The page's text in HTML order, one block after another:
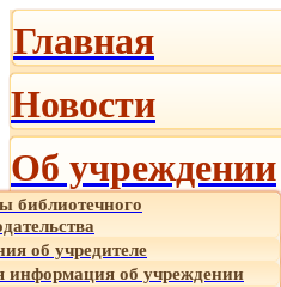
Главная
Новости
Об учреждении
библиотечного
об учредителе
об учреждении